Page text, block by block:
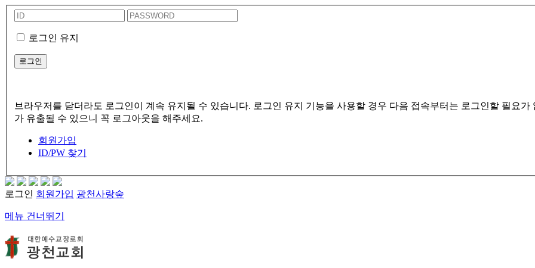
로그인 유지
브라우저를 닫더라도 로그인이 계속 유지될 수 있습니다. 로그인 유지 기능을 사용할 경우 다음 접속부터는 로그인할 필요
가 유출될 수 있으니 꼭 로그아웃을 해주세요.
회원가입
ID/PW 찾기
로그인 회원가입 광천사랑숲
메뉴 건너뛰기